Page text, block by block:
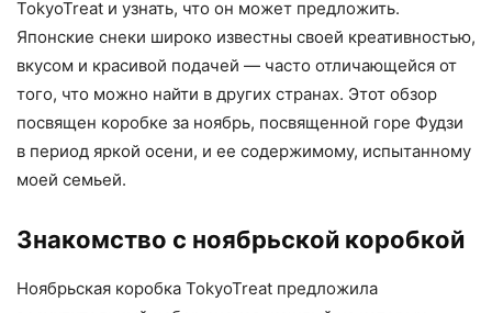
TokyoTreat и узнать, что он может предложить.
Японские снеки широко известны своей креативностью,
вкусом и красивой подачей — часто отличающейся от
того, что можно найти в других странах. Этот обзор
посвящен коробке за ноябрь, посвященной горе Фудзи
в период яркой осени, и ее содержимому, испытанному
моей семьей.
Знакомство с ноябрьской коробкой
Ноябрьская коробка TokyoTreat предложила